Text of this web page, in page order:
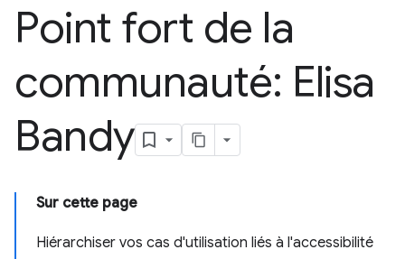
Point fort de la
communauté: Elisa
Bandy
Sur cette page
Hiérarchiser vos cas d'utilisation liés à l'accessibilité